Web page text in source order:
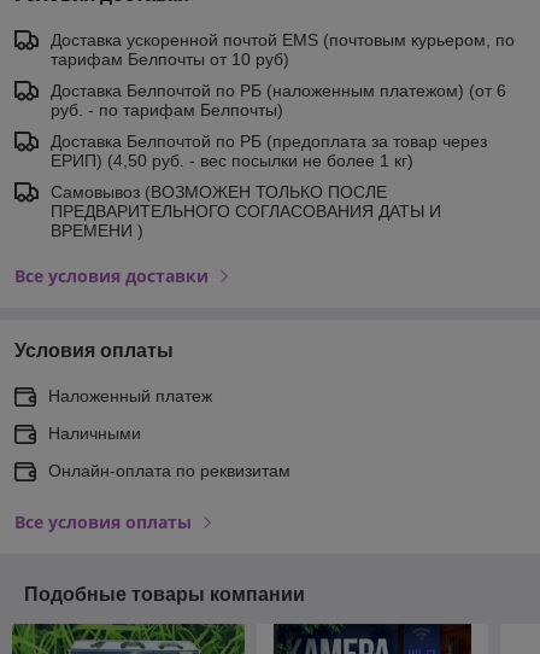
Доставка ускоренной почтой EMS (почтовым курьером, по
тарифам Белпочты от 10 руб)
Доставка Белпочтой по РБ (наложенным платежом) (от 6
руб. - по тарифам Белпочты)
Доставка Белпочтой по РБ (предоплата за товар через
ЕРИП) (4,50 руб. - вес посылки не более 1 кг)
Самовывоз (ВОЗМОЖЕН ТОЛЬКО ПОСЛЕ
ПРЕДВАРИТЕЛЬНОГО СОГЛАСОВАНИЯ ДАТЫ И
ВРЕМЕНИ )
Все условия доставки
Условия оплаты
Наложенный платеж
Наличными
Онлайн-оплата по реквизитам
Все условия оплаты
Подобные товары компании